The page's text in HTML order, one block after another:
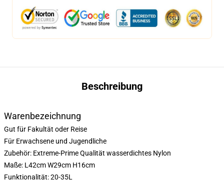
Beschreibung
Warenbezeichnung
Gut für Fakultät oder Reise
Für Erwachsene und Jugendliche
Zubehör: Extreme-Prime Qualität wasserdichtes Nylon
Maße: L42cm W29cm H16cm
Funktionalität: 20-35L